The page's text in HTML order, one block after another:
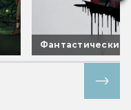
Фантастические